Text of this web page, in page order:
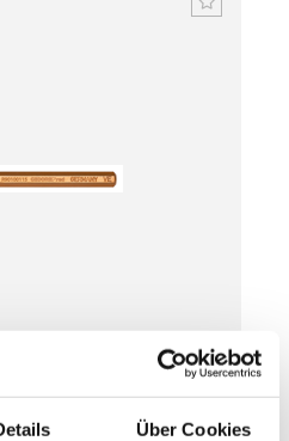
Über Cookies